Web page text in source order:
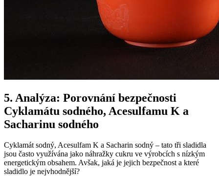
5. Analýza: Porovnání bezpečnosti
Cyklamátu sodného, Acesulfamu K a
Sacharinu sodného
Cyklamát sodný, Acesulfam K a Sacharin sodný – tato tři sladidla
jsou často využívána jako náhražky cukru ve výrobcích s nízkým
energetickým obsahem. Avšak, jaká je jejich bezpečnost a které
sladidlo je nejvhodnější?